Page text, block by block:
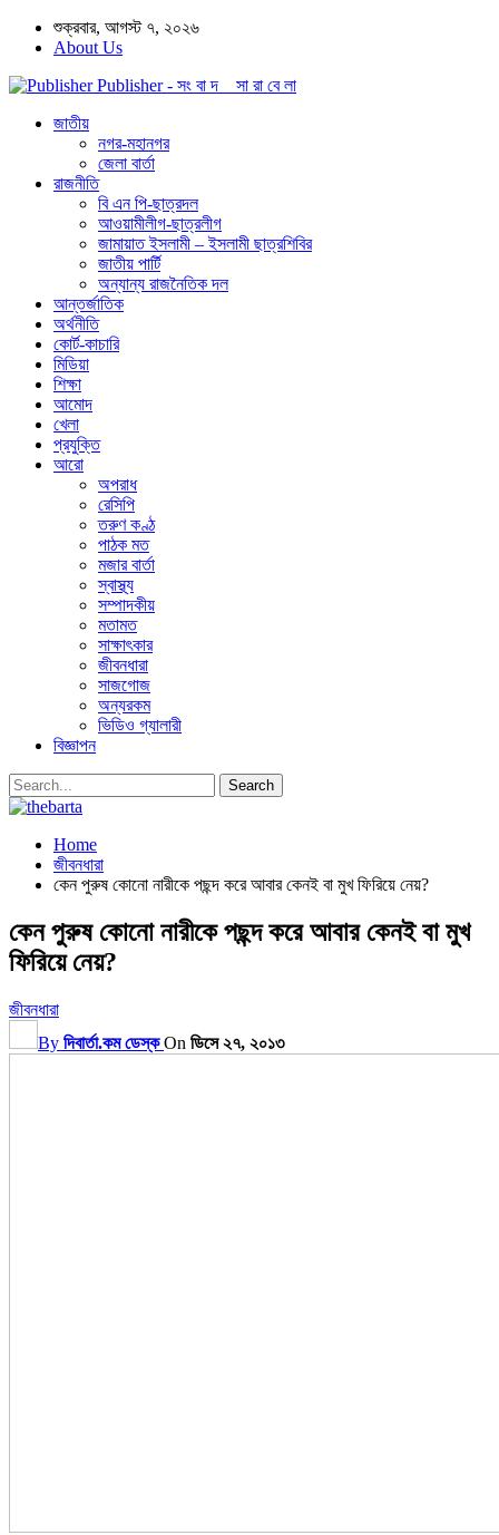
শুক্রবার, আগস্ট ৭, ২০২৬
About Us
Publisher - সং বা দ সা রা বে লা
জাতীয়
নগর-মহানগর
জেলা বার্তা
রাজনীতি
বি এন পি-ছাত্রদল
আওয়ামীলীগ-ছাত্রলীগ
জামায়াত ইসলামী – ইসলামী ছাত্রশিবির
জাতীয় পার্টি
অন্যান্য রাজনৈতিক দল
আন্তর্জাতিক
অর্থনীতি
কোর্ট-কাচারি
মিডিয়া
শিক্ষা
আমোদ
খেলা
প্রযুক্তি
আরো
অপরাধ
রেসিপি
তরুণ কণ্ঠ
পাঠক মত
মজার বার্তা
স্বাস্থ্য
সম্পাদকীয়
মতামত
সাক্ষাৎকার
জীবনধারা
সাজগোজ
অন্যরকম
ভিডিও গ্যালারী
বিজ্ঞাপন
Home
জীবনধারা
কেন পুরুষ কোনো নারীকে পছন্দ করে আবার কেনই বা মুখ ফিরিয়ে নেয়?
কেন পুরুষ কোনো নারীকে পছন্দ করে আবার কেনই বা মুখ
ফিরিয়ে নেয়?
জীবনধারা
By দিবার্তা.কম ডেস্ক On ডিসে ২৭, ২০১৩